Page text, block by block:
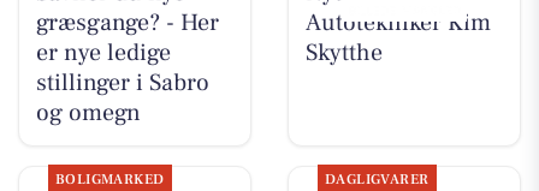
græsgange? - Her
er nye ledige
stillinger i Sabro
og omegn
Autotekniker Kim
Skytthe
BOLIGMARKED DAGLIGVARER